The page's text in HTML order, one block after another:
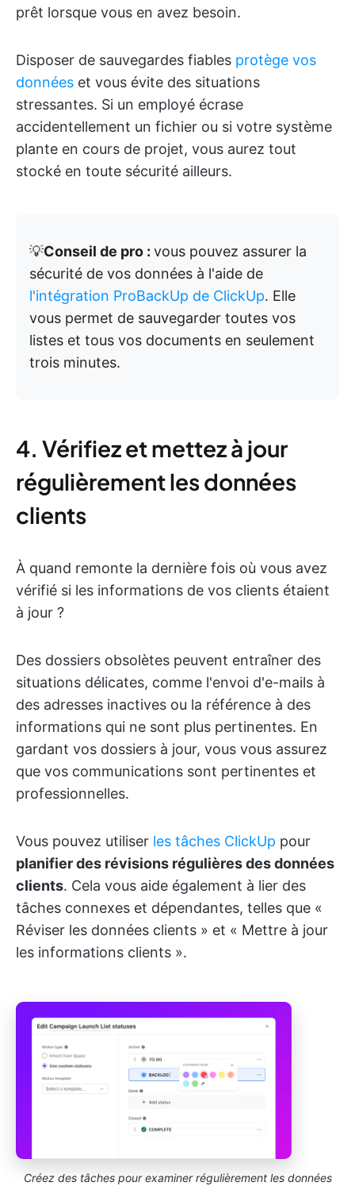
prêt lorsque vous en avez besoin.
Disposer de sauvegardes fiables protège vos
données et vous évite des situations
stressantes. Si un employé écrase
accidentellement un fichier ou si votre système
plante en cours de projet, vous aurez tout
stocké en toute sécurité ailleurs.
💡Conseil de pro : vous pouvez assurer la
sécurité de vos données à l'aide de
l'intégration ProBackUp de ClickUp. Elle
vous permet de sauvegarder toutes vos
listes et tous vos documents en seulement
trois minutes.
4. Vérifiez et mettez à jour
régulièrement les données
clients
À quand remonte la dernière fois où vous avez
vérifié si les informations de vos clients étaient
à jour ?
Des dossiers obsolètes peuvent entraîner des
situations délicates, comme l'envoi d'e-mails à
des adresses inactives ou la référence à des
informations qui ne sont plus pertinentes. En
gardant vos dossiers à jour, vous vous assurez
que vos communications sont pertinentes et
professionnelles.
Vous pouvez utiliser les tâches ClickUp pour
planifier des révisions régulières des données
clients. Cela vous aide également à lier des
tâches connexes et dépendantes, telles que «
Réviser les données clients » et « Mettre à jour
les informations clients ».
Créez des tâches pour examiner régulièrement les données